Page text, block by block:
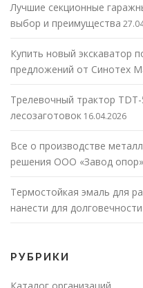
Лучшие секционные
выбор и преимущества
Купить новый экскаватор
предложений от Синотех
Трелевочный трактор
лесозаготовок 16.04.2026
Все о производстве
решения ООО «Завод опор»
Термостойкая эмаль для
нанести для
РУБРИКИ